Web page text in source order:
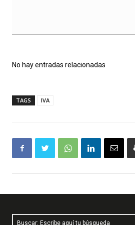
No hay entradas relacionadas
TAGS IVA
Buscar: Escribe aquí tu búsqueda